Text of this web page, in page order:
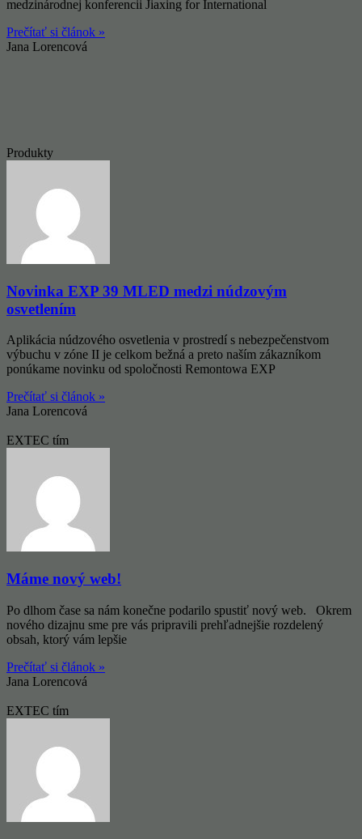
medzinárodnej konferencii Jiaxing for International
Prečítať si článok »
Jana Lorencová
Produkty
Novinka EXP 39 MLED medzi núdzovým
osvetlením
Aplikácia núdzového osvetlenia v prostredí s nebezpečenstvom
výbuchu v zóne II je celkom bežná a preto naším zákazníkom
ponúkame novinku od spoločnosti Remontowa EXP
Prečítať si článok »
Jana Lorencová
EXTEC tím
Máme nový web!
Po dlhom čase sa nám konečne podarilo spustiť nový web. Okrem
nového dizajnu sme pre vás pripravili prehľadnejšie rozdelený
obsah, ktorý vám lepšie
Prečítať si článok »
Jana Lorencová
EXTEC tím